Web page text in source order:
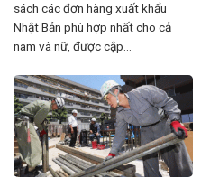
sách các đơn hàng xuất khẩu
Nhật Bản phù hợp nhất cho cả
nam và nữ, được cập...